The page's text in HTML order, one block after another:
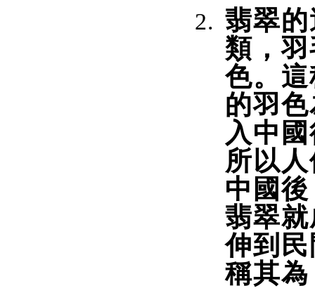
翡翠
類，
色。
的羽
入中
所以
中國
翡翠
伸到
稱其